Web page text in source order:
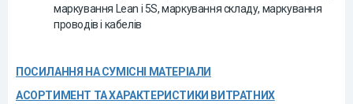
маркування Lean і 5S, маркування складу, маркування
проводів і кабелів
ПОСИЛАННЯ НА СУМІСНІ МАТЕРІАЛИ
АСОРТИМЕНТ ТА ХАРАКТЕРИСТИКИ ВИТРАТНИХ